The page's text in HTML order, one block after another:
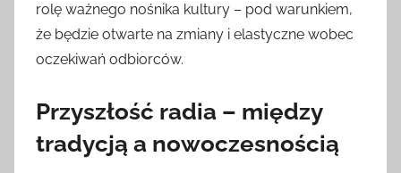
rolę ważnego nośnika kultury – pod warunkiem,
że będzie otwarte na zmiany i elastyczne wobec
oczekiwań odbiorców.
Przyszłość radia – między
tradycją a nowoczesnością